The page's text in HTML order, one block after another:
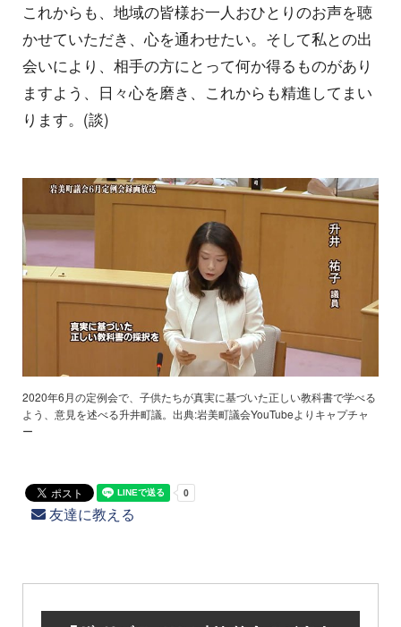
これからも、地域の皆様お一人おひとりのお声を聴
かせていただき、心を通わせたい。そして私との出
会いにより、相手の方にとって何か得るものがあり
ますよう、日々心を磨き、これからも精進してまい
ります。(談)
2020年6月の定例会で、子供たちが真実に基づいた正しい教科書で学べる
よう、意見を述べる升井町議。出典:岩美町議会YouTubeよりキャプチャ
ー
友達に教える